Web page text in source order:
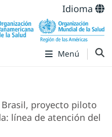
Idioma
Menú
Brasil, proyecto piloto
línea de atención del